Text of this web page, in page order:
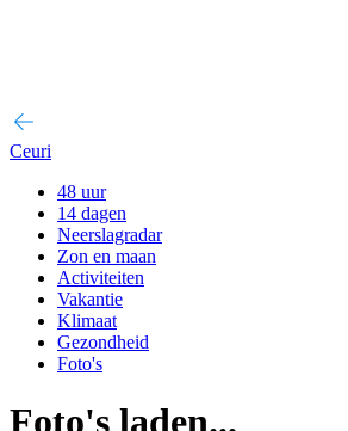
Ceuri
48 uur
14 dagen
Neerslagradar
Zon en maan
Activiteiten
Vakantie
Klimaat
Gezondheid
Foto's
Foto's laden...